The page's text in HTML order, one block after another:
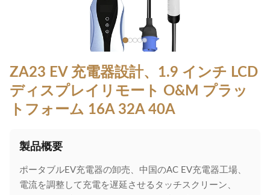
ZA23 EV 充電器設計、1.9 インチ LCD
ディスプレイリモート O&M プラッ
トフォーム 16A 32A 40A
製品概要
ポータブルEV充電器の卸売、中国のAC EV充電器工場、
電流を調整して充電を遅延させるタッチスクリーン、